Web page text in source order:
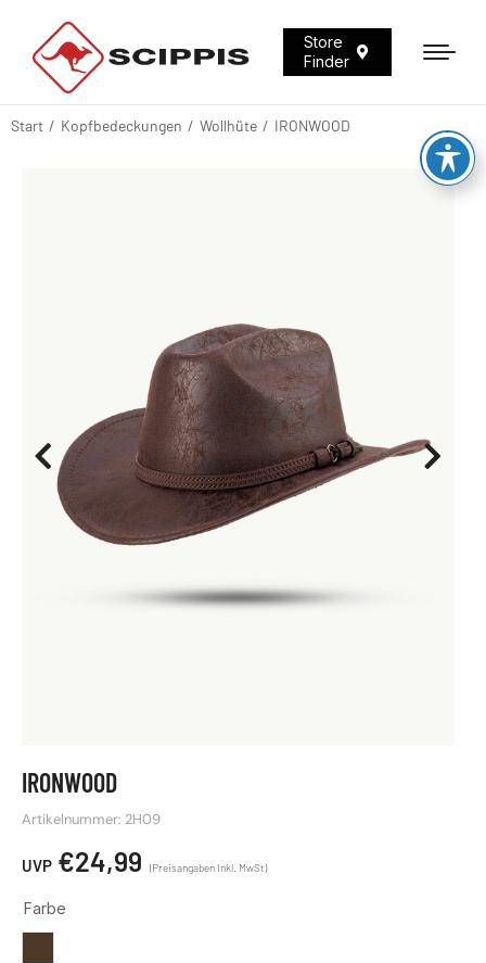
Store
Finder
Sie befinden sich hier:
Start Kopfbedeckungen Wollhüte IRONWOOD
IRONWOOD
Artikelnummer: 2H09
€24,99
Farbe